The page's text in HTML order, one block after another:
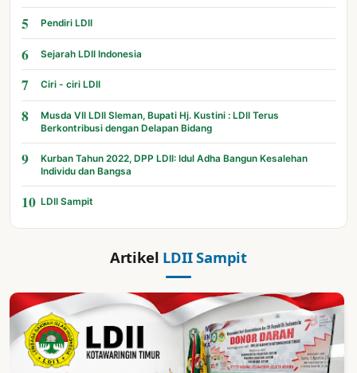
5 Pendiri LDII
6 Sejarah LDII Indonesia
7 Ciri - ciri LDII
8
Musda VII LDII Sleman, Bupati Hj. Kustini : LDII Terus
Berkontribusi dengan Delapan Bidang
9
Kurban Tahun 2022, DPP LDII: Idul Adha Bangun Kesalehan
Individu dan Bangsa
10 LDII Sampit
Artikel LDII Sampit